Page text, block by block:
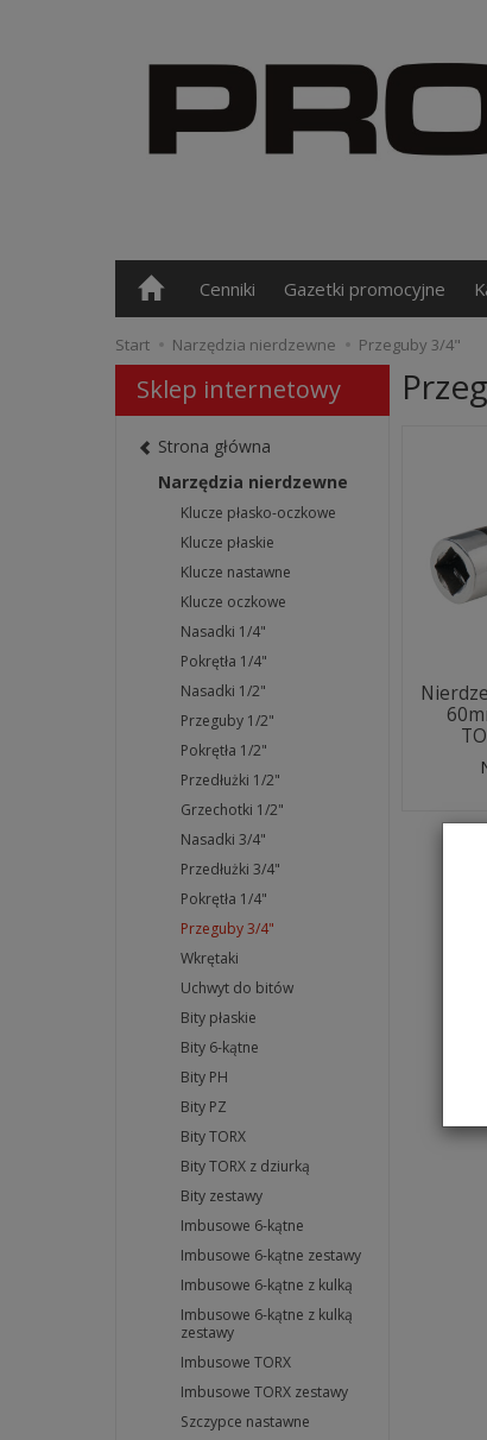
Cenniki Gazetki promocyjne
Start Narzędzia nierdzewne Przeguby 3/4"
Sklep internetowy
Strona główna
Narzędzia nierdzewne
Klucze płasko-oczkowe
Klucze płaskie
Klucze nastawne
Klucze oczkowe
Nasadki 1/4"
Pokrętła 1/4"
Nasadki 1/2"
Przeguby 1/2"
Pokrętła 1/2"
Przedłużki 1/2"
Grzechotki 1/2"
Nasadki 3/4"
Przedłużki 3/4"
Pokrętła 1/4"
Przeguby 3/4"
Wkrętaki
Uchwyt do bitów
Bity płaskie
Bity 6-kątne
Bity PH
Bity PZ
Bity TORX
Bity TORX z dziurką
Bity zestawy
Imbusowe 6-kątne
Imbusowe 6-kątne zestawy
Imbusowe 6-kątne z kulką
Imbusowe 6-kątne z kulką
zestawy
Imbusowe TORX
Imbusowe TORX zestawy
Szczypce nastawne